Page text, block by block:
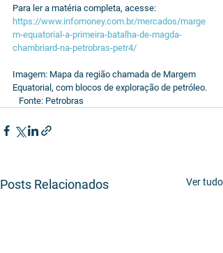
Para ler a matéria completa, acesse:
https://www.infomoney.com.br/mercados/marge
m-equatorial-a-primeira-batalha-de-magda-
chambriard-na-petrobras-petr4/
Imagem: Mapa da região chamada de Margem
Equatorial, com blocos de exploração de petróleo.
   Fonte: Petrobras
Posts Relacionados Ver tudo